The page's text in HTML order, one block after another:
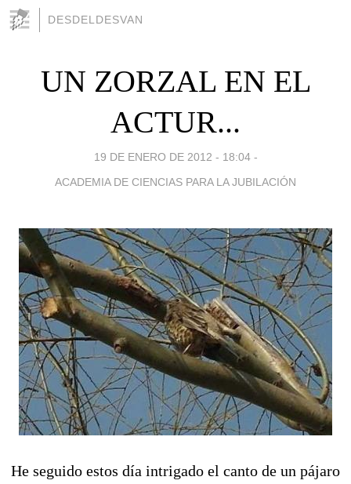
DESDELDESVAN
UN ZORZAL EN EL
ACTUR...
19 DE ENERO DE 2012 - 18:04 -
ACADEMIA DE CIENCIAS PARA LA JUBILACIÓN
He seguido estos día intrigado el canto de un pájaro